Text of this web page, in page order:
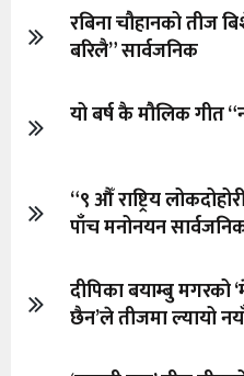
रबिना चौहानको तीज
बरिलै” सार्वजनिक
यो बर्ष कै मौलिक गीत
“९ औँ राष्ट्रिय
पाँच मनोनयन
दीपिका बयाम्बु मगरको
छैन’ले तीजमा ल्यायो